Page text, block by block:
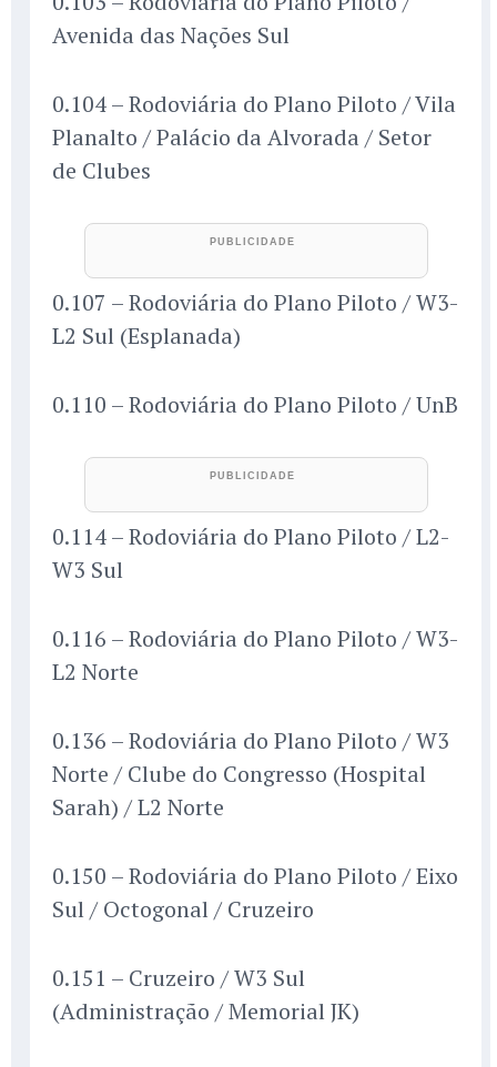
Avenida das Nações Sul
0.104 – Rodoviária do Plano Piloto / Vila
Planalto / Palácio da Alvorada / Setor
de Clubes
0.107 – Rodoviária do Plano Piloto / W3-
L2 Sul (Esplanada)
0.110 – Rodoviária do Plano Piloto / UnB
0.114 – Rodoviária do Plano Piloto / L2-
W3 Sul
0.116 – Rodoviária do Plano Piloto / W3-
L2 Norte
0.136 – Rodoviária do Plano Piloto / W3
Norte / Clube do Congresso (Hospital
Sarah) / L2 Norte
0.150 – Rodoviária do Plano Piloto / Eixo
Sul / Octogonal / Cruzeiro
0.151 – Cruzeiro / W3 Sul
(Administração / Memorial JK)